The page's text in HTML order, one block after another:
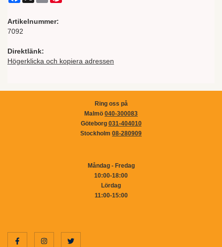
Artikelnummer:
7092
Direktlänk:
Högerklicka och kopiera adressen
Ring oss på
Malmö 040-300083
Göteborg 031-404010
Stockholm 08-280909
Måndag - Fredag
10:00-18:00
Lördag
11:00-15:00